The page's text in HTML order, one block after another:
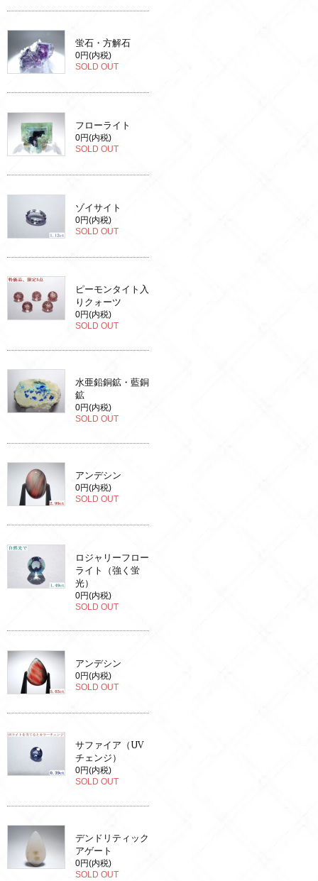
蛍石・方解石
0円(内税)
SOLD OUT
フローライト
0円(内税)
SOLD OUT
ゾイサイト
0円(内税)
SOLD OUT
ピーモンタイト入
りクォーツ
0円(内税)
SOLD OUT
水亜鉛銅鉱・藍銅
鉱
0円(内税)
SOLD OUT
アンデシン
0円(内税)
SOLD OUT
ロジャリーフロー
ライト（強く蛍
光）
0円(内税)
SOLD OUT
アンデシン
0円(内税)
SOLD OUT
サファイア（UV
チェンジ）
0円(内税)
SOLD OUT
デンドリティック
アゲート
0円(内税)
SOLD OUT